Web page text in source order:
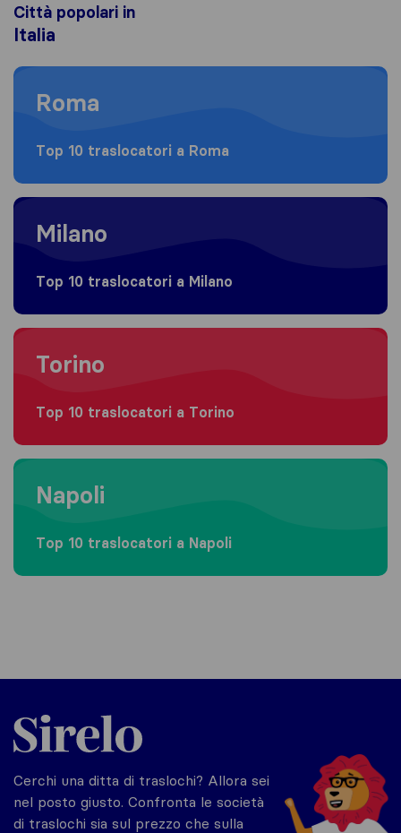
Città popolari in
Italia
Moving to Roma
Roma
Top 10 traslocatori a Roma
Moving to Milano
Milano
Top 10 traslocatori a Milano
Moving to Torino
Torino
Top 10 traslocatori a Torino
Moving to Napoli
Napoli
Top 10 traslocatori a Napoli
Sirelo.it
Cerchi una ditta di traslochi? Allora sei
nel posto giusto. Confronta le società
di traslochi sia sul prezzo che sulla